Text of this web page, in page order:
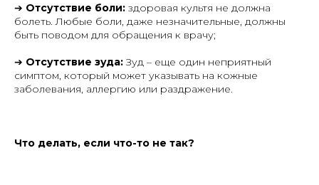
➔ Отсутствие боли: здоровая культя не должна
болеть. Любые боли, даже незначительные, должны
быть поводом для обращения к врачу;
➔ Отсутствие зуда:Зуд – еще один неприятный
симптом, который может указывать на кожные
заболевания, аллергию или раздражение.
Что делать, если что-то не так?